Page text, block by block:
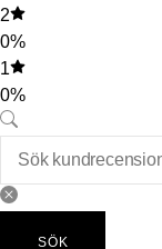
2
0%
1
0%
SÖK